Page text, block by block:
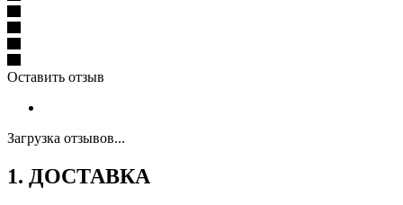
Оставить отзыв
Загрузка отзывов...
1. ДОСТАВКА